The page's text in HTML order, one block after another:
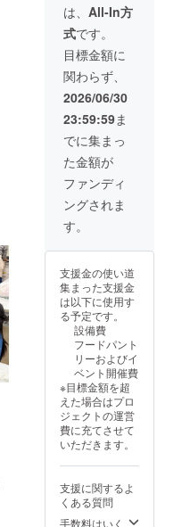
は、 All-In方
式です。
目標金額に
関わらず、
2026/06/30
23:59:59ま
でに集まっ
た金額が
ファンディ
ングされま
す。
支援金の使い道
集まった支援金
は以下に使用す
る予定です。
設備費
フードパント
リーおよびイ
ベント開催費
※目標金額を超
えた場合はプロ
ジェクトの運営
費に充てさせて
いただきます。
支援に関するよ
くある質問
手数料はいく